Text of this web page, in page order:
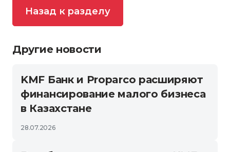
Назад к разделу
Другие новости
KMF Банк и Proparco расширяют
финансирование малого бизнеса
в Казахстане
28.07.2026